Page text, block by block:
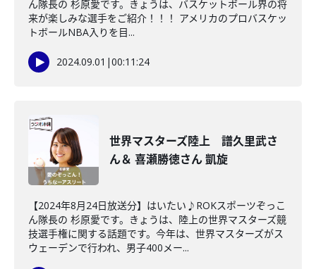
ん隊長の 杉原愛です。きょうは、バスケットボール界の将
来が楽しみな選手をご紹介！！！ アメリカのプロバスケッ
トボールNBA入りを目...
2024.09.01 |00:11:24
世界マスターズ陸上 譜久里武さ
ん＆ 喜瀬勝徳さん 凱旋
【2024年8月24日放送分】はいたい♪ROKスポーツぞっこ
ん隊長の 杉原愛です。きょうは、陸上の世界マスターズ競
技選手権に関する話題です。今年は、世界マスターズがス
ウェーデンで行われ、男子400メー...